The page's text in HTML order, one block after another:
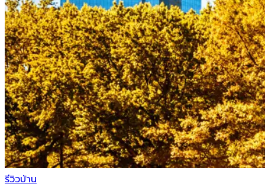
รีวิวบ้าน